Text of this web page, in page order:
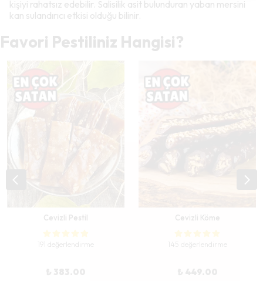
kişiyi rahatsız edebilir. Salisilik asit bulunduran yaban mersini
kan sulandırıcı etkisi olduğu bilinir.
Favori Pestiliniz Hangisi?
Cevizli Pestil
191 değerlendirme
Cevizli Köme
145 değerlendirme